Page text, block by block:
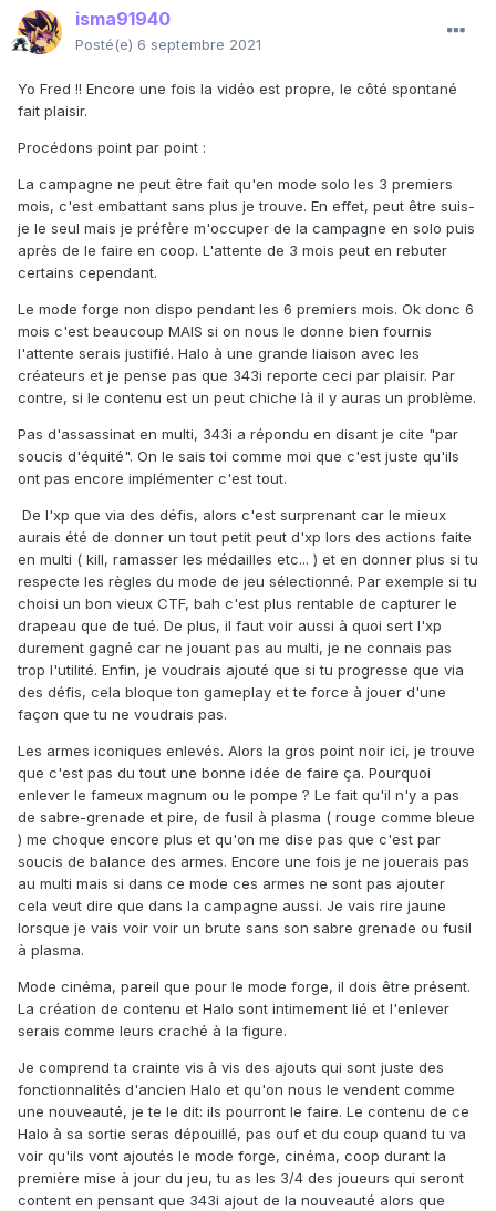
isma91940
Posté(e) 6 septembre 2021
Yo Fred !! Encore une fois la vidéo est propre, le côté spontané
fait plaisir.
Procédons point par point :
La campagne ne peut être fait qu'en mode solo les 3 premiers
mois, c'est embattant sans plus je trouve. En effet, peut être suis-
je le seul mais je préfère m'occuper de la campagne en solo puis
après de le faire en coop. L'attente de 3 mois peut en rebuter
certains cependant.
Le mode forge non dispo pendant les 6 premiers mois. Ok donc 6
mois c'est beaucoup MAIS si on nous le donne bien fournis
l'attente serais justifié. Halo à une grande liaison avec les
créateurs et je pense pas que 343i reporte ceci par plaisir. Par
contre, si le contenu est un peut chiche là il y auras un problème.
Pas d'assassinat en multi, 343i a répondu en disant je cite "par
soucis d'équité". On le sais toi comme moi que c'est juste qu'ils
ont pas encore implémenter c'est tout.
De l'xp que via des défis, alors c'est surprenant car le mieux
aurais été de donner un tout petit peut d'xp lors des actions faite
en multi ( kill, ramasser les médailles etc... ) et en donner plus si tu
respecte les règles du mode de jeu sélectionné. Par exemple si tu
choisi un bon vieux CTF, bah c'est plus rentable de capturer le
drapeau que de tué. De plus, il faut voir aussi à quoi sert l'xp
durement gagné car ne jouant pas au multi, je ne connais pas
trop l'utilité. Enfin, je voudrais ajouté que si tu progresse que via
des défis, cela bloque ton gameplay et te force à jouer d'une
façon que tu ne voudrais pas.
Les armes iconiques enlevés. Alors la gros point noir ici, je trouve
que c'est pas du tout une bonne idée de faire ça. Pourquoi
enlever le fameux magnum ou le pompe ? Le fait qu'il n'y a pas
de sabre-grenade et pire, de fusil à plasma ( rouge comme bleue
) me choque encore plus et qu'on me dise pas que c'est par
soucis de balance des armes. Encore une fois je ne jouerais pas
au multi mais si dans ce mode ces armes ne sont pas ajouter
cela veut dire que dans la campagne aussi. Je vais rire jaune
lorsque je vais voir voir un brute sans son sabre grenade ou fusil
à plasma.
Mode cinéma, pareil que pour le mode forge, il dois être présent.
La création de contenu et Halo sont intimement lié et l'enlever
serais comme leurs craché à la figure.
Je comprend ta crainte vis à vis des ajouts qui sont juste des
fonctionnalités d'ancien Halo et qu'on nous le vendent comme
une nouveauté, je te le dit: ils pourront le faire. Le contenu de ce
Halo à sa sortie seras dépouillé, pas ouf et du coup quand tu va
voir qu'ils vont ajoutés le mode forge, cinéma, coop durant la
première mise à jour du jeu, tu as les 3/4 des joueurs qui seront
content en pensant que 343i ajout de la nouveauté alors que